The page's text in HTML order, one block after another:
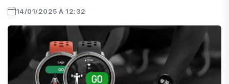
14/01/2025 À 12:32